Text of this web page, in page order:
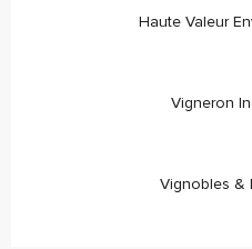
Haute Valeur
Vigneron
Vignobles &